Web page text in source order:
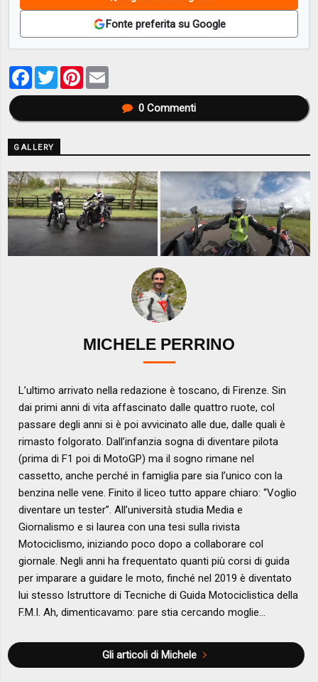
Fonte preferita su Google
Facebook
TwitterPinterest
0Commenti
GALLERY
MICHELE PERRINO
L’ultimo arrivato nella redazione è toscano, di Firenze. Sin
dai primi anni di vita affascinato dalle quattro ruote, col
passare degli anni si è poi avvicinato alle due, dalle quali è
rimasto folgorato. Dall’infanzia sogna di diventare pilota
(prima di F1 poi di MotoGP) ma il sogno rimane nel
cassetto, anche perché in famiglia pare sia l’unico con la
benzina nelle vene. Finito il liceo tutto appare chiaro: “Voglio
diventare un tester”. All’università studia Media e
Giornalismo e si laurea con una tesi sulla rivista
Motociclismo, iniziando poco dopo a collaborare col
giornale. Negli anni ha frequentato quanti più corsi di guida
per imparare a guidare le moto, finché nel 2019 è diventato
lui stesso Istruttore di Tecniche di Guida Motociclistica della
F.M.I. Ah, dimenticavamo: pare stia cercando moglie…
Gli articoli di Michele